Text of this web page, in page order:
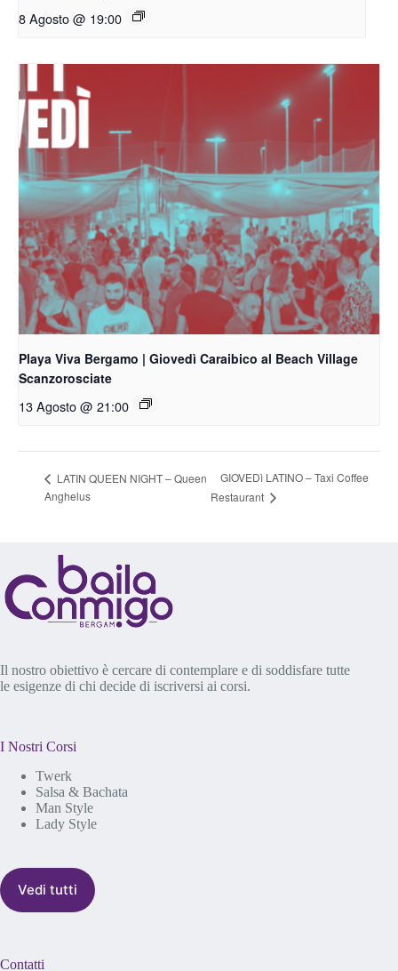
8 Agosto @ 19:00
Playa Viva Bergamo | Giovedì Caraibico al Beach Village
Scanzorosciate
13 Agosto @ 21:00
LATIN QUEEN NIGHT – Queen
Anghelus
GIOVEDì LATINO – Taxi Coffee
Restaurant
Il nostro obiettivo è cercare di contemplare e di soddisfare tutte
le esigenze di chi decide di iscriversi ai corsi.
I Nostri Corsi
Twerk
Salsa & Bachata
Man Style
Lady Style
Vedi tutti
Contatti